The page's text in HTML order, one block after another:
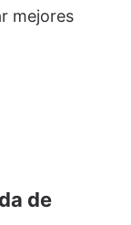
mejores
de